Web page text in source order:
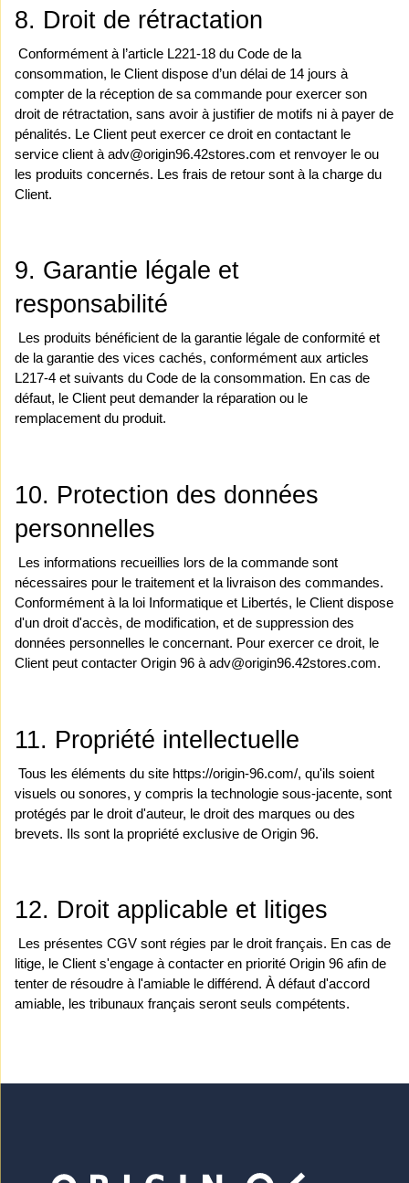
8. Droit de rétractation
Conformément à l’article L221-18 du Code de la
consommation, le Client dispose d’un délai de 14 jours à
compter de la réception de sa commande pour exercer son
droit de rétractation, sans avoir à justifier de motifs ni à payer de
pénalités. Le Client peut exercer ce droit en contactant le
service client à adv@origin96.42stores.com et renvoyer le ou
les produits concernés. Les frais de retour sont à la charge du
Client.
9. Garantie légale et
responsabilité
Les produits bénéficient de la garantie légale de conformité et
de la garantie des vices cachés, conformément aux articles
L217-4 et suivants du Code de la consommation. En cas de
défaut, le Client peut demander la réparation ou le
remplacement du produit.
10. Protection des données
personnelles
Les informations recueillies lors de la commande sont
nécessaires pour le traitement et la livraison des commandes.
Conformément à la loi Informatique et Libertés, le Client dispose
d'un droit d'accès, de modification, et de suppression des
données personnelles le concernant. Pour exercer ce droit, le
Client peut contacter Origin 96 à adv@origin96.42stores.com.
11. Propriété intellectuelle
Tous les éléments du site https://origin-96.com/, qu'ils soient
visuels ou sonores, y compris la technologie sous-jacente, sont
protégés par le droit d'auteur, le droit des marques ou des
brevets. Ils sont la propriété exclusive de Origin 96.
12. Droit applicable et litiges
Les présentes CGV sont régies par le droit français. En cas de
litige, le Client s'engage à contacter en priorité Origin 96 afin de
tenter de résoudre à l'amiable le différend. À défaut d'accord
amiable, les tribunaux français seront seuls compétents.